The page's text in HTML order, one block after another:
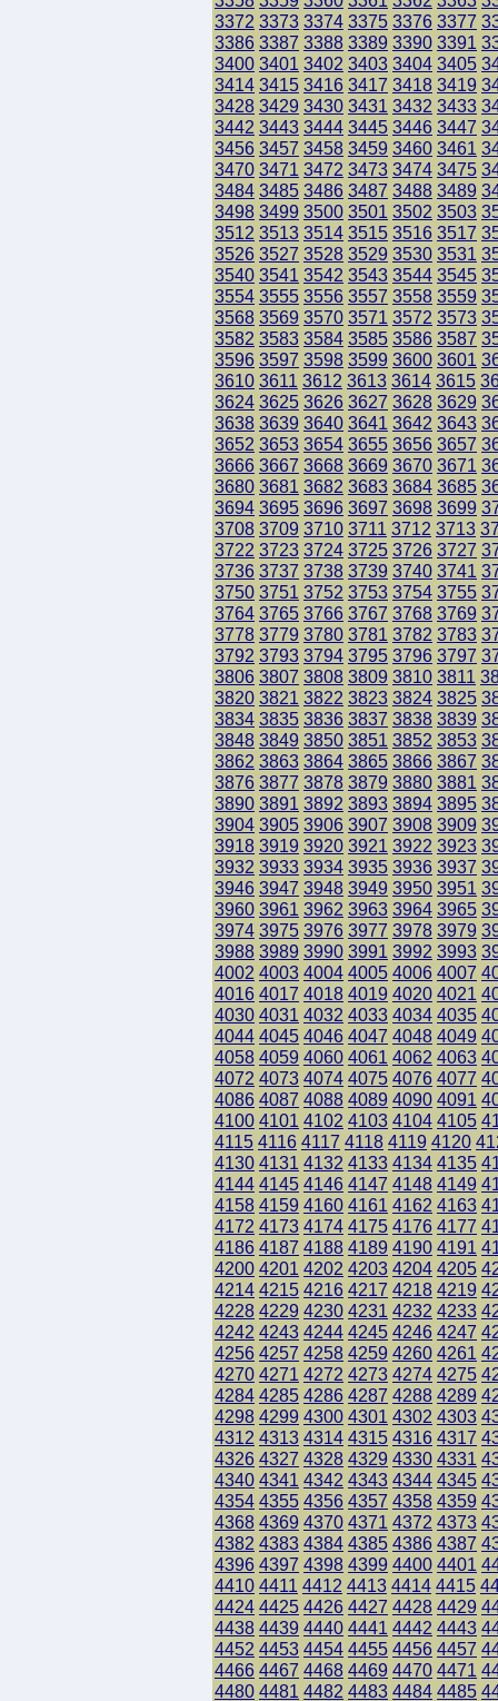
3372 3373 3374 3375 3376 3377
3386 3387 3388 3389 3390 3391
3400 3401 3402 3403 3404 3405
3414 3415 3416 3417 3418 3419
3428 3429 3430 3431 3432 3433
3442 3443 3444 3445 3446 3447
3456 3457 3458 3459 3460 3461
3470 3471 3472 3473 3474 3475
3484 3485 3486 3487 3488 3489
3498 3499 3500 3501 3502 3503
3512 3513 3514 3515 3516 3517
3526 3527 3528 3529 3530 3531
3540 3541 3542 3543 3544 3545
3554 3555 3556 3557 3558 3559
3568 3569 3570 3571 3572 3573
3582 3583 3584 3585 3586 3587
3596 3597 3598 3599 3600 3601
3610 3611 3612 3613 3614 3615
3624 3625 3626 3627 3628 3629
3638 3639 3640 3641 3642 3643
3652 3653 3654 3655 3656 3657
3666 3667 3668 3669 3670 3671
3680 3681 3682 3683 3684 3685
3694 3695 3696 3697 3698 3699
3708 3709 3710 3711 3712 3713
3722 3723 3724 3725 3726 3727
3736 3737 3738 3739 3740 3741
3750 3751 3752 3753 3754 3755
3764 3765 3766 3767 3768 3769
3778 3779 3780 3781 3782 3783
3792 3793 3794 3795 3796 3797
3806 3807 3808 3809 3810 3811
3820 3821 3822 3823 3824 3825
3834 3835 3836 3837 3838 3839
3848 3849 3850 3851 3852 3853
3862 3863 3864 3865 3866 3867
3876 3877 3878 3879 3880 3881
3890 3891 3892 3893 3894 3895
3904 3905 3906 3907 3908 3909
3918 3919 3920 3921 3922 3923
3932 3933 3934 3935 3936 3937
3946 3947 3948 3949 3950 3951
3960 3961 3962 3963 3964 3965
3974 3975 3976 3977 3978 3979
3988 3989 3990 3991 3992 3993
4002 4003 4004 4005 4006 4007
4016 4017 4018 4019 4020 4021
4030 4031 4032 4033 4034 4035
4044 4045 4046 4047 4048 4049
4058 4059 4060 4061 4062 4063
4072 4073 4074 4075 4076 4077
4086 4087 4088 4089 4090 4091
4100 4101 4102 4103 4104 4105
4115 4116 4117 4118 4119 4120
4130 4131 4132 4133 4134 4135
4144 4145 4146 4147 4148 4149
4158 4159 4160 4161 4162 4163
4172 4173 4174 4175 4176 4177
4186 4187 4188 4189 4190 4191
4200 4201 4202 4203 4204 4205
4214 4215 4216 4217 4218 4219
4228 4229 4230 4231 4232 4233
4242 4243 4244 4245 4246 4247
4256 4257 4258 4259 4260 4261
4270 4271 4272 4273 4274 4275
4284 4285 4286 4287 4288 4289
4298 4299 4300 4301 4302 4303
4312 4313 4314 4315 4316 4317
4326 4327 4328 4329 4330 4331
4340 4341 4342 4343 4344 4345
4354 4355 4356 4357 4358 4359
4368 4369 4370 4371 4372 4373
4382 4383 4384 4385 4386 4387
4396 4397 4398 4399 4400 4401
4410 4411 4412 4413 4414 4415
4424 4425 4426 4427 4428 4429
4438 4439 4440 4441 4442 4443
4452 4453 4454 4455 4456 4457
4466 4467 4468 4469 4470 4471
4480 4481 4482 4483 4484 4485